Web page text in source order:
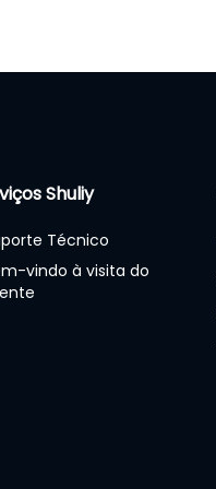
Shuliy
Técnico
vindo à visita do